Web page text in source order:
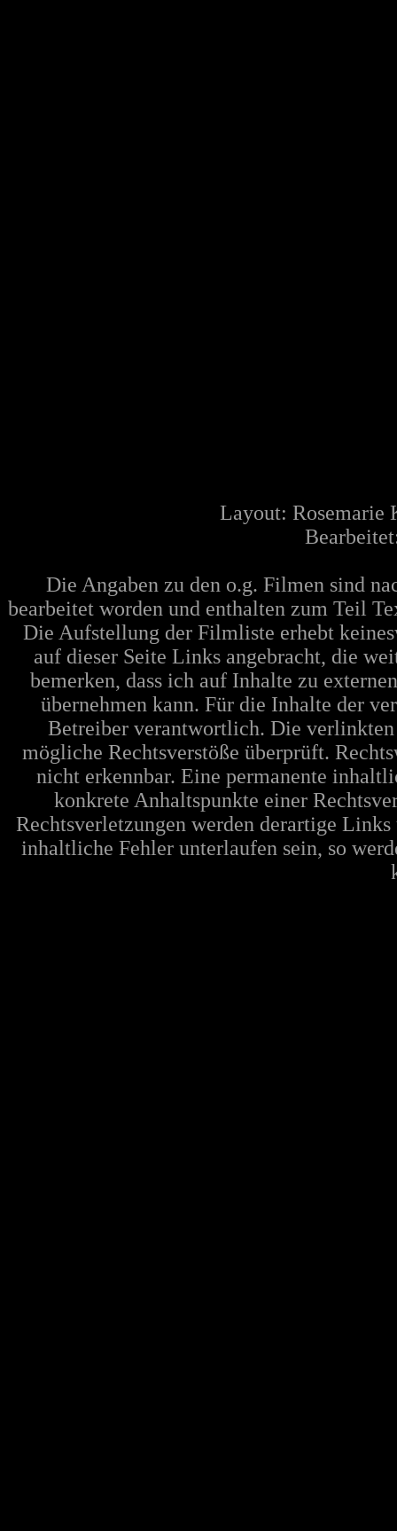
Layout: Rosemarie
Die Angaben zu den o.g. Filmen sind
bearbeitet worden und enthalten zum Teil
Die Aufstellung der Filmliste erhebt
auf dieser Seite Links angebracht, die
bemerken, dass ich auf Inhalte zu
übernehmen kann. Für die Inhalte der
Betreiber verantwortlich. Die
mögliche Rechtsverstöße überprüft.
nicht erkennbar. Eine permanente
konkrete Anhaltspunkte einer
Rechtsverletzungen werden derartige
inhaltliche Fehler unterlaufen sein, so